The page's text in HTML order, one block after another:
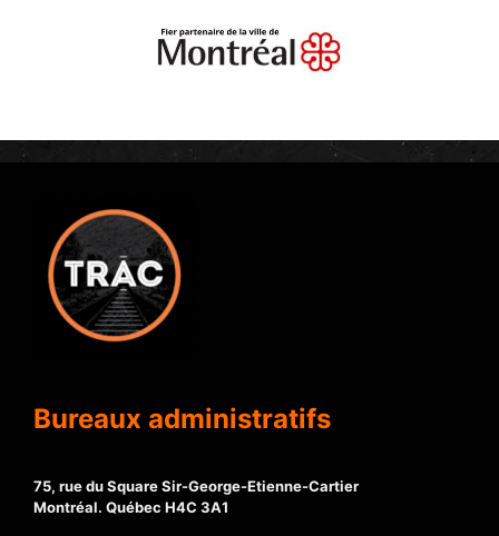
Bureaux administratifs
75, rue du Square Sir-George-Etienne-Cartier
Montréal. Québec H4C 3A1